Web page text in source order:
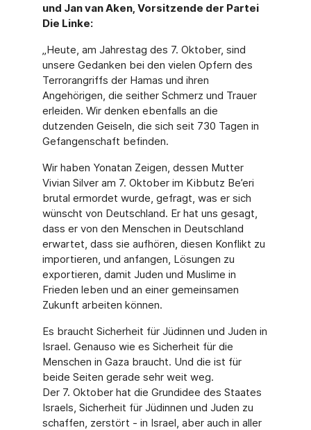
und Jan van Aken, Vorsitzende der Partei
Die Linke:
„Heute, am Jahrestag des 7. Oktober, sind
unsere Gedanken bei den vielen Opfern des
Terrorangriffs der Hamas und ihren
Angehörigen, die seither Schmerz und Trauer
erleiden. Wir denken ebenfalls an die
dutzenden Geiseln, die sich seit 730 Tagen in
Gefangenschaft befinden.
Wir haben Yonatan Zeigen, dessen Mutter
Vivian Silver am 7. Oktober im Kibbutz Be’eri
brutal ermordet wurde, gefragt, was er sich
wünscht von Deutschland. Er hat uns gesagt,
dass er von den Menschen in Deutschland
erwartet, dass sie aufhören, diesen Konflikt zu
importieren, und anfangen, Lösungen zu
exportieren, damit Juden und Muslime in
Frieden leben und an einer gemeinsamen
Zukunft arbeiten können.
Es braucht Sicherheit für Jüdinnen und Juden in
Israel. Genauso wie es Sicherheit für die
Menschen in Gaza braucht. Und die ist für
beide Seiten gerade sehr weit weg.
Der 7. Oktober hat die Grundidee des Staates
Israels, Sicherheit für Jüdinnen und Juden zu
schaffen, zerstört - in Israel, aber auch in aller